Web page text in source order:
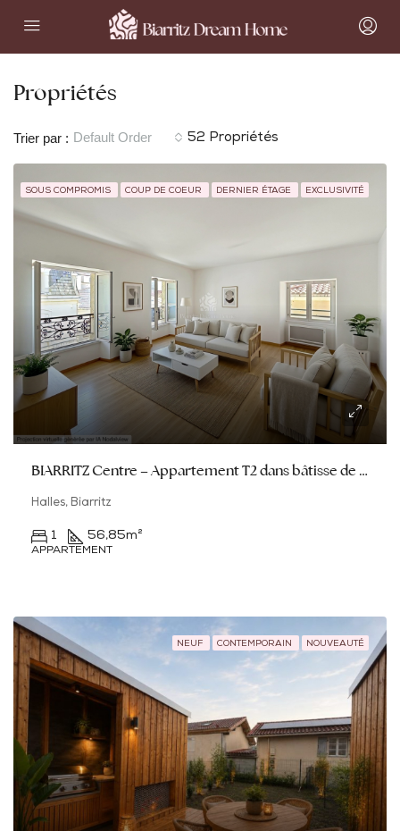
Propriétés
52 Propriétés
Trier par : Default Order
SOUS COMPROMIS COUP DE COEUR DERNIER ÉTAGE EXCLUSIVITÉ
BIARRITZ Centre – Appartement T2 dans bâtisse de charme
Halles, Biarritz
1 56,85m²
APPARTEMENT
NEUF CONTEMPORAIN NOUVEAUTÉ